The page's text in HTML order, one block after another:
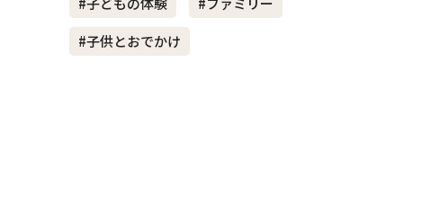
#共働き夫婦 #産休
#子供とおでかけ